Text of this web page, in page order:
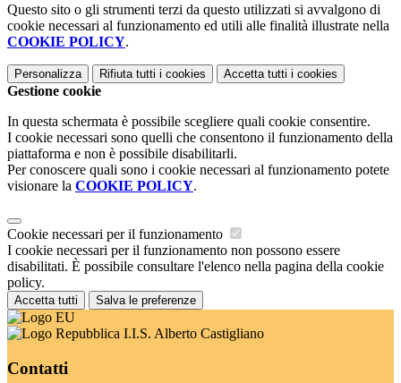
Questo sito o gli strumenti terzi da questo utilizzati si avvalgono di
cookie necessari al funzionamento ed utili alle finalità illustrate nella
COOKIE POLICY.
Personalizza Rifiuta tutti i cookies Accetta tutti i cookies
Gestione cookie
In questa schermata è possibile scegliere quali cookie consentire.
I cookie necessari sono quelli che consentono il funzionamento della
piattaforma e non è possibile disabilitarli.
Per conoscere quali sono i cookie necessari al funzionamento potete
visionare la COOKIE POLICY.
Cookie necessari per il funzionamento
I cookie necessari per il funzionamento non possono essere
disabilitati. È possibile consultare l'elenco nella pagina della cookie
policy.
Accetta tutti Salva le preferenze
I.I.S. Alberto Castigliano
Contatti